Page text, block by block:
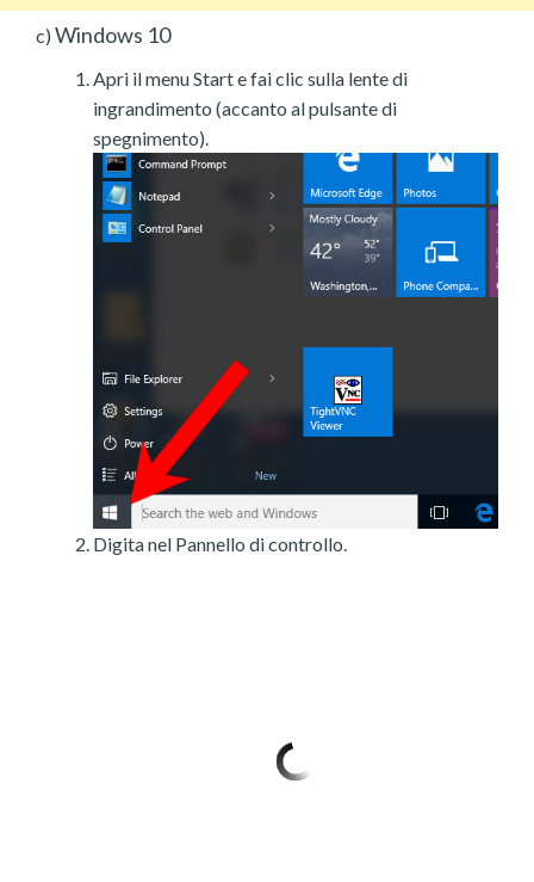
c) Windows 10
Apri il menu Start e fai clic sulla lente di
ingrandimento (accanto al pulsante di
spegnimento).
Digita nel Pannello di controllo.